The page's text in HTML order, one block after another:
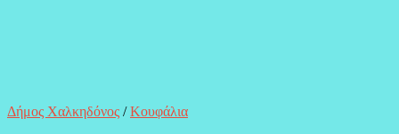
Δήμος Χαλκηδόνος /Κουφάλια